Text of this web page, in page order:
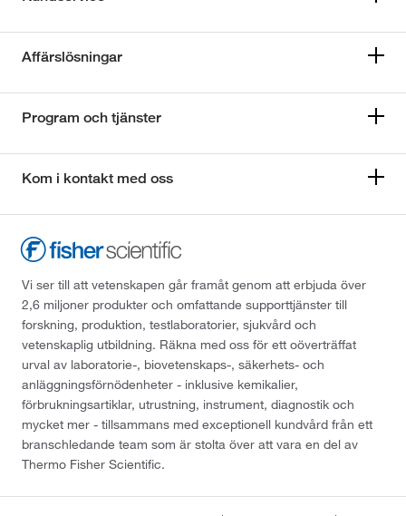
Affärslösningar
Program och tjänster
Kom i kontakt med oss
Vi ser till att vetenskapen går framåt genom att erbjuda över
2,6 miljoner produkter och omfattande supporttjänster till
forskning, produktion, testlaboratorier, sjukvård och
vetenskaplig utbildning. Räkna med oss för ett oöverträffat
urval av laboratorie-, biovetenskaps-, säkerhets- och
anläggningsförnödenheter - inklusive kemikalier,
förbrukningsartiklar, utrustning, instrument, diagnostik och
mycket mer - tillsammans med exceptionell kundvård från ett
branschledande team som är stolta över att vara en del av
Thermo Fisher Scientific.